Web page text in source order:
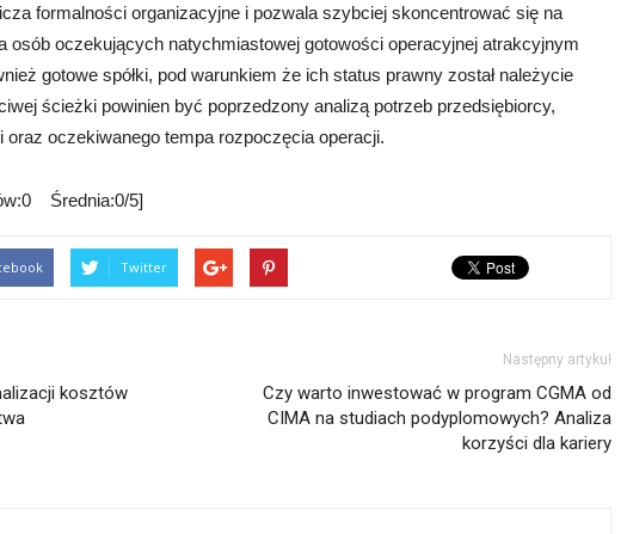
formalności organizacyjne i pozwala szybciej skoncentrować się na
osób oczekujących natychmiastowej gotowości operacyjnej atrakcyjnym
gotowe spółki, pod warunkiem że ich status prawny został należycie
ścieżki powinien być poprzedzony analizą potrzeb przedsiębiorcy,
oraz oczekiwanego tempa rozpoczęcia operacji.
Średnia:0/5]
Twitter
kosztów
Następny artykuł
Czy warto inwestować w program CGMA od
CIMA na studiach podyplomowych? Analiza
korzyści dla kariery